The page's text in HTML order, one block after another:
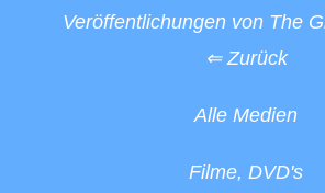
Veröffentlichungen von The
⇐ Zurück
Alle Medien
Filme, DVD's